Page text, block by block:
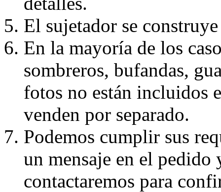
El sujetador se
En la mayoría de los
sombreros, bufandas,
fotos no están incluidos
venden por separado.
Podemos cumplir sus
un mensaje en el pedido
contactaremos para